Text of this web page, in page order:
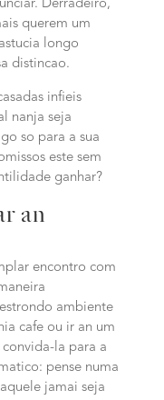
Derradeiro,
querem um
longo
distincao.
infieis
nanja seja
so para a sua
este sem
ganhar?
an
encontro com
ambiente
cafe ou ir an um
la para a
pense numa
jamai seja